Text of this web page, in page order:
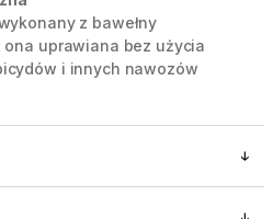
z bawełny
uprawiana bez użycia
i innych nawozów